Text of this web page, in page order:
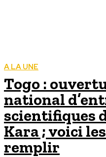
A LA UNE
Togo :
national
scientifiques
Kara ; voici
remplir